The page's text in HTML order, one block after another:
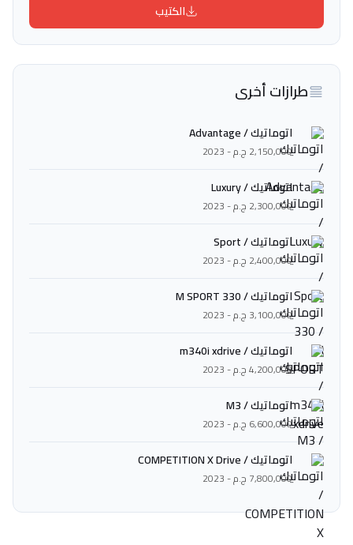
الكتيب
طرازات أخرى
اتوماتيك / Advantage
2,150,000 ج.م - 2023
اتوماتيك / Luxury
2,300,000 ج.م - 2023
اتوماتيك / Sport
2,400,000 ج.م - 2023
اتوماتيك / 330 M SPORT
3,100,000 ج.م - 2023
اتوماتيك / m340i xdrive
4,200,000 ج.م - 2023
اتوماتيك / M3
6,600,000 ج.م - 2023
اتوماتيك / COMPETITION X Drive
7,800,000 ج.م - 2023